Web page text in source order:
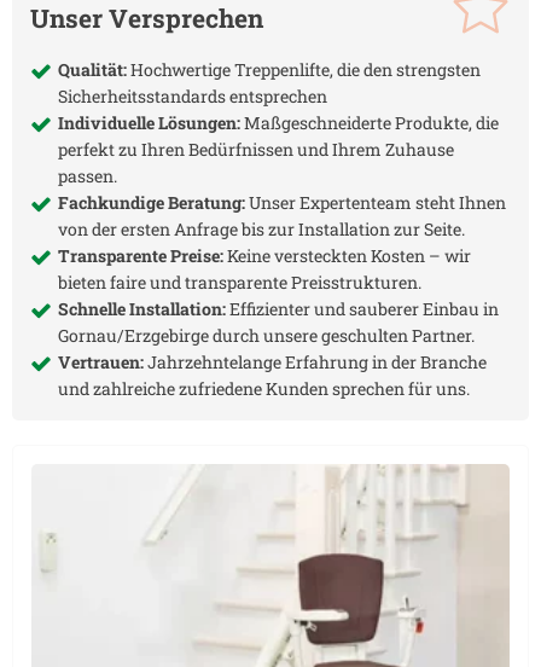
Unser Versprechen
Qualität:Hochwertige Treppenlifte, die den strengsten
Sicherheitsstandards entsprechen
Individuelle Lösungen:Maßgeschneiderte Produkte, die
perfekt zu Ihren Bedürfnissen und Ihrem Zuhause
passen.
Fachkundige Beratung:Unser Expertenteam steht Ihnen
von der ersten Anfrage bis zur Installation zur Seite.
Transparente Preise:Keine versteckten Kosten – wir
bieten faire und transparente Preisstrukturen.
Schnelle Installation:Effizienter und sauberer Einbau in
Gornau/Erzgebirgedurch unsere geschulten Partner.
Vertrauen:Jahrzehntelange Erfahrung in der Branche
und zahlreiche zufriedene Kunden sprechen für uns.